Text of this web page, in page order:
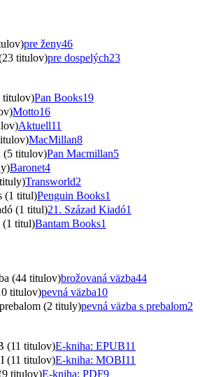
pre ženy46
titulov)pre dospelých23
titulov)Pan Books19
Motto16
Aktuell11
MacMillan8
(5 titulov)Pan Macmillan5
Baronet4
Transworld2
(1 titul)Penguin Books1
(1 titul)21. Század Kiadó1
(1 titul)Bantam Books1
(44 titulov)brožovaná väzba44
titulov)pevná väzba10
(2 tituly)pevná väzba s prebalom2
(11 titulov)E-kniha: EPUB11
(11 titulov)E-kniha: MOBI11
titulov)E-kniha: PDF9